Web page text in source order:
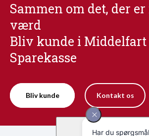
Sammen om det, der
værd
Bliv kunde i Middelfart
Sparekasse
Bliv kunde Kontakt os